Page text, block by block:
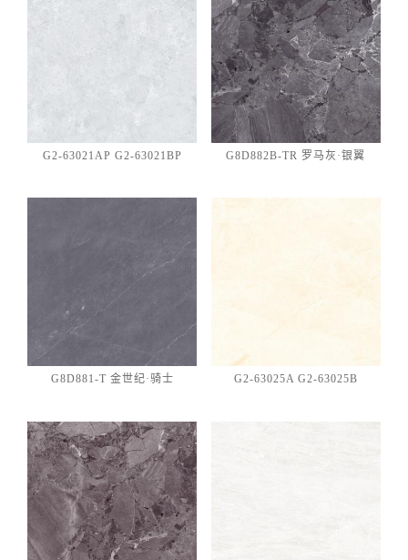
G2-63021AP G2-63021BP G8D882B-TR 罗马灰·银翼
G8D881-T 金世纪·骑士 G2-63025A G2-63025B